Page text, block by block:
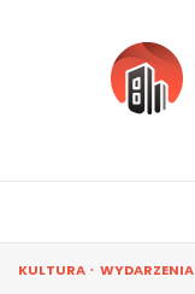
KULTURA WYDARZENIA